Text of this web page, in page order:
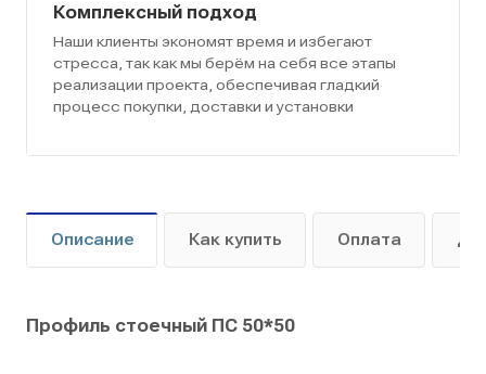
Комплексный подход
Наши клиенты экономят время и избегают
стресса, так как мы берём на себя все этапы
реализации проекта, обеспечивая гладкий
процесс покупки, доставки и установки
Описание Как купить Оплата
Профиль стоечный ПС 50*50